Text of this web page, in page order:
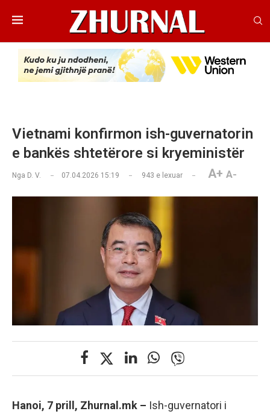
Vietnami konfirmon ish-guvernatorin
e bankës shtetërore si kryeministër
Nga D. V. 07.04.2026 15:19 943 e lexuar A+ A-
Hanoi, 7 prill, Zhurnal.mk – Ish-guvernatori i